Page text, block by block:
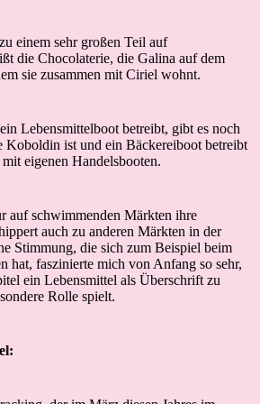
einem sehr großen Teil auf
die Chocolaterie, die Galina auf dem
sie zusammen mit Ciriel wohnt.
Lebensmittelboot betreibt, gibt es noch
Koboldin ist und ein Bäckereiboot betreibt
eigenen Handelsbooten.
auf schwimmenden Märkten ihre
auch zu anderen Märkten in der
Stimmung, die sich zum Beispiel beim
hat, faszinierte mich von Anfang so sehr,
ein Lebensmittel als Überschrift zu
Rolle spielt.